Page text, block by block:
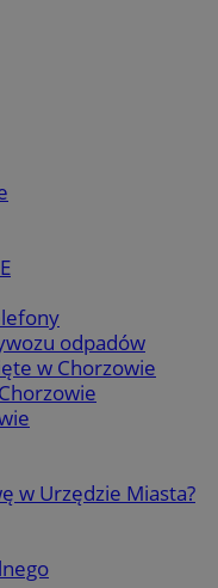
odpadów
w Chorzowie
w Urzędzie Miasta?